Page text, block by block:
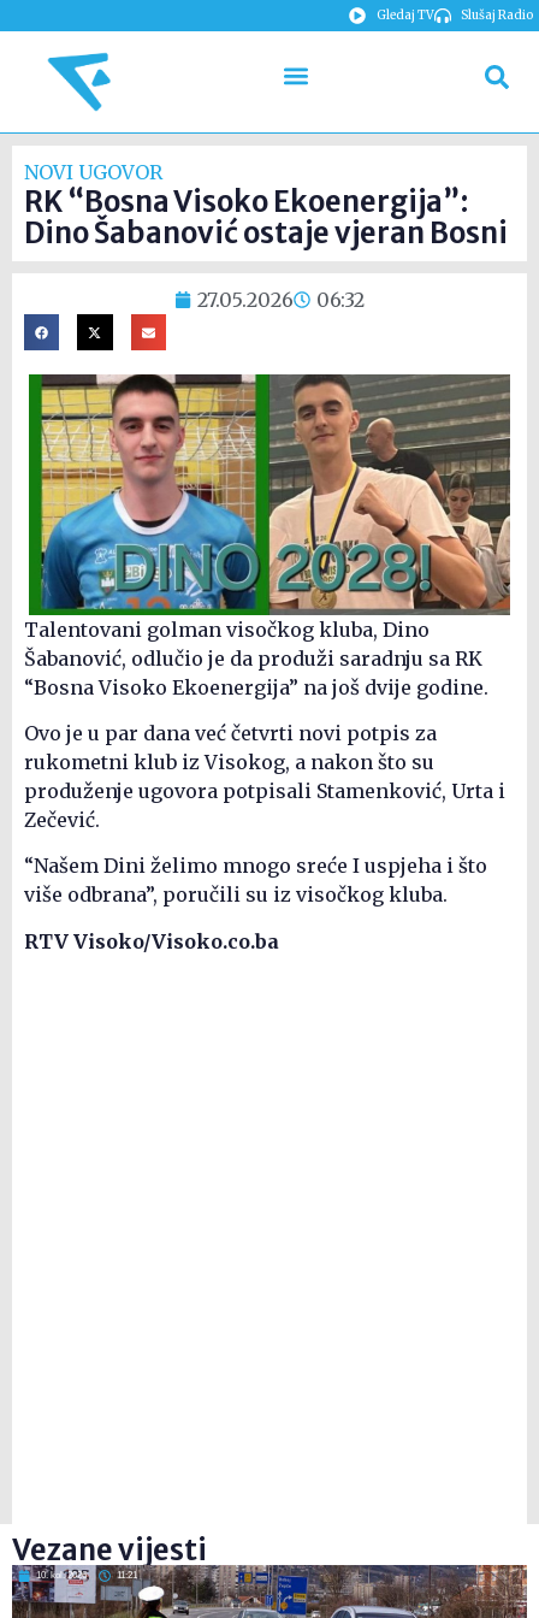
Gledaj TV Slušaj Radio
NOVI UGOVOR
RK “Bosna Visoko Ekoenergija”:
Dino Šabanović ostaje vjeran Bosni
27.05.2026 06:32
Talentovani golman visočkog kluba, Dino
Šabanović, odlučio je da produži saradnju sa RK
“Bosna Visoko Ekoenergija” na još dvije godine.
Ovo je u par dana već četvrti novi potpis za
rukometni klub iz Visokog, a nakon što su
produženje ugovora potpisali Stamenković, Urta i
Zečević.
“Našem Dini želimo mnogo sreće I uspjeha i što
više odbrana”, poručili su iz visočkog kluba.
RTV Visoko/Visoko.co.ba
Vezane vijesti
10. kol. 2026 11:21